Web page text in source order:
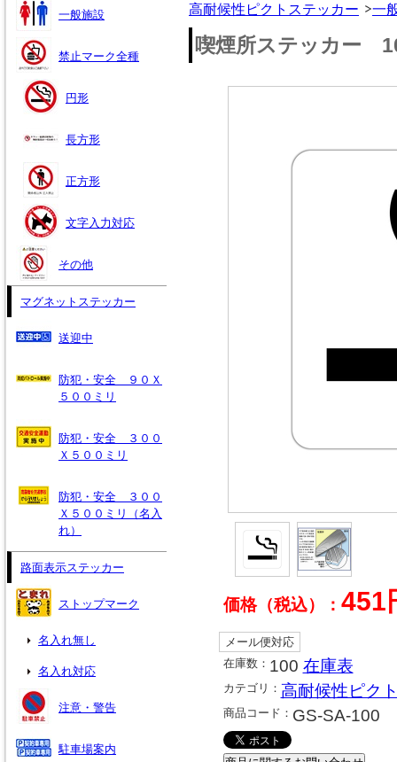
高耐候性ピクトステッカー 一
喫煙所ステッカー
価格（税込）： 451
メール便対応
在庫数： 100 在庫表
カテゴリ： 高耐候性ピク
商品コード： GS-SA-100
一般施設
禁止マーク全種
円形
長方形
正方形
文字入力対応
その他
マグネットステッカー
送迎中
防犯・安全 ９０Ｘ
５００ミリ
防犯・安全 ３００
Ｘ５００ミリ
防犯・安全 ３００
Ｘ５００ミリ（名入
れ）
路面表示ステッカー
ストップマーク
名入れ無し
名入れ対応
注意・警告
駐車場案内